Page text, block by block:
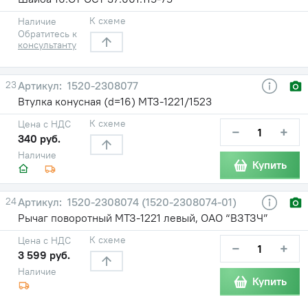
Наличие
Обратитесь к
консультанту
К схеме
23
1520-2308077
Втулка конусная (d=16) МТЗ-1221/1523
Наличие
Цена с НДС
340 руб.
К схеме − +
Купить
24
1520-2308074 (1520-2308074-01)
Рычаг поворотный МТЗ-1221 левый, ОАО “ВЗТЗЧ”
Наличие
Цена с НДС
3 599 руб.
К схеме − +
Купить